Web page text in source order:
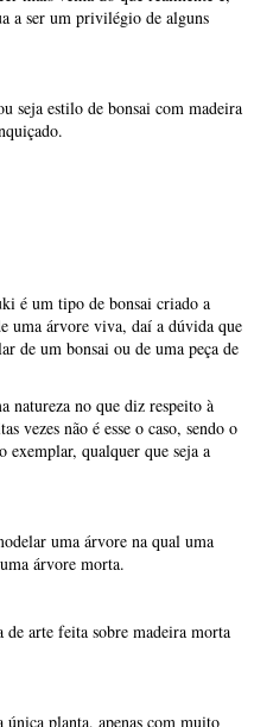
a ser um privilégio de alguns
seja estilo de bonsai com madeira
é um tipo de bonsai criado a
uma árvore viva, daí a dúvida que
de um bonsai ou de uma peça de
natureza no que diz respeito à
vezes não é esse o caso, sendo o
qualquer que seja a
uma árvore na qual uma
árvore morta.
de arte feita sobre madeira morta
planta, apenas com muito